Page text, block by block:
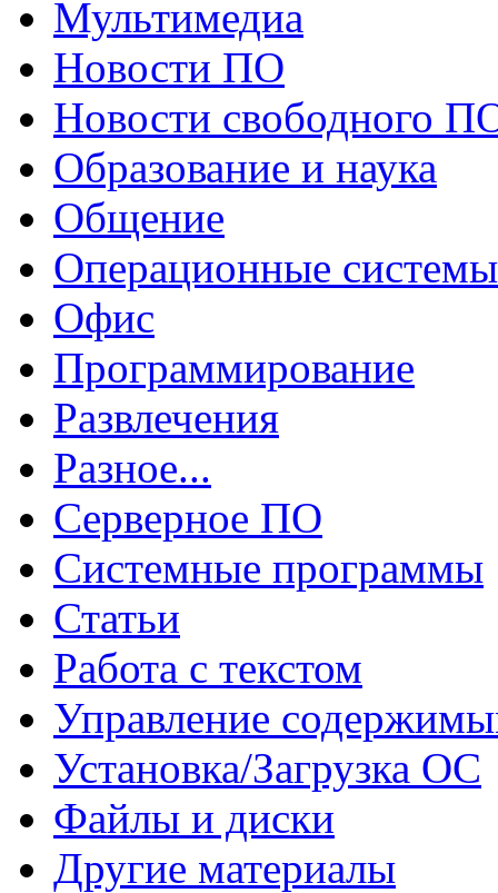
Мультимедиа
Новости ПО
Новости свободного
Образование и наука
Общение
Операционные системы
Офис
Программирование
Развлечения
Разное...
Серверное ПО
Системные программы
Статьи
Работа с текстом
Управление
Установка/Загрузка ОС
Файлы и диски
Другие материалы